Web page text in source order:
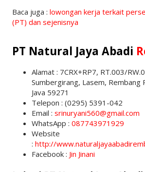
Baca juga : lowongan kerja terkait
(PT) dan sejenisnya
PT Natural Jaya Abadi
Alamat : 7CRX+RP7, RT.003/
Sumbergirang, Lasem, Rembang
Java 59271
Telepon : (0295) 5391-042
Email : srinuryani560@gmail.com
WhatsApp : 087743971929
Website
: http://
Facebook : Jin Jinani